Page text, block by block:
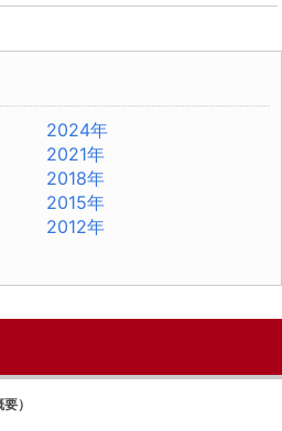
2024年
2021年
2018年
2015年
2012年
）